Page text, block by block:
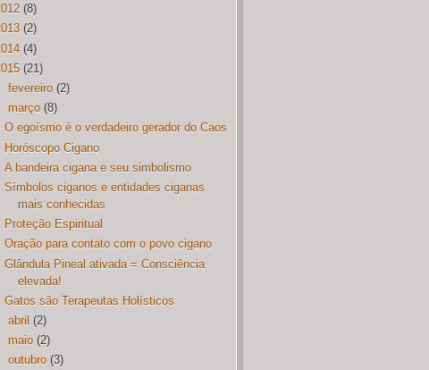
(8)
(2)
(4)
(21)
fevereiro (2)
março (8)
O egoísmo é o verdadeiro gerador do Caos
Horóscopo Cigano
A bandeira cigana e seu simbolismo
Símbolos ciganos e entidades ciganas
mais conhecidas
Proteção Espiritual
Oração para contato com o povo cigano
Glândula Pineal ativada = Consciência
elevada!
Gatos são Terapeutas Holísticos
abril (2)
maio (2)
outubro (3)